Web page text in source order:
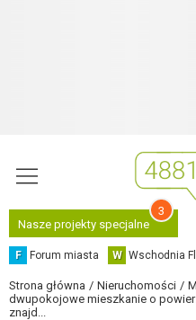
Nasze projekty specjalne
3
F Forum miasta W Wschodnia
Strona główna Nieruchomości
dwupokojowe mieszkanie o
znajd...